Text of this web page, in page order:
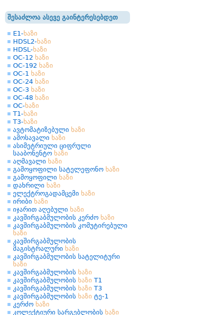
შესაძლოა ასევე გაინტერესებდეთ
E1-ხაზი
HDSL2-ხაზი
HDSL-ხაზი
OC-12 ხაზი
OC-192 ხაზი
OC-1 ხაზი
OC-24 ხაზი
OC-3 ხაზი
OC-48 ხაზი
OC-ხაზი
T1-ხაზი
T3-ხაზი
ავტომატიზებული ხაზი
ამოსავალი ხაზი
ასიმეტრიული ციფრული
სააბონენტო ხაზი
აღმავალი ხაზი
გამოყოფილი სატელეფონო ხაზი
გამოყოფილი ხაზი
დახრილი ხაზი
ელექტროგადამცემი ხაზი
ირიბი ხაზი
იჯარით აღებული ხაზი
კავშირგაბმულობის კერძო ხაზი
კავშირგაბმულობის კომუტირებული
ხაზი
კავშირგაბმულობის
მაგისტრალური ხაზი
კავშირგაბმულობის სატელიტური
ხაზი
კავშირგაბმულობის ხაზი
კავშირგაბმულობის ხაზი T1
კავშირგაბმულობის ხაზი T3
კავშირგაბმულობის ხაზი ტე-1
კერძო ხაზი
კოლექტიური სარგებლობის ხაზი